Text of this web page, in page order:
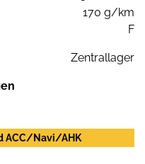
170 g/km
F
Zentrallager
ACC/Navi/AHK